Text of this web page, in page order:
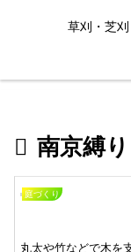
草刈・芝刈
南京縛り
庭づくり
丸太や竹などで木を